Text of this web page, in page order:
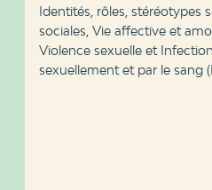
Identités, rôles, stéréotypes
sociales, Vie affective et
Violence sexuelle et
sexuellement et par le sang